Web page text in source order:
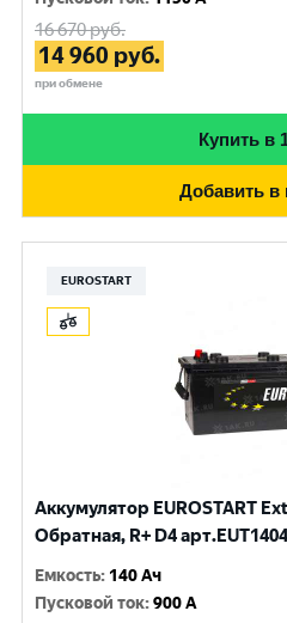
16 670руб.
14 960 руб.
при обмене
Купить в
Добавить в
EUROSTART
Аккумулятор EUROSTART
Обратная, R+ D4 арт.EUT1404
Емкость: 140 Ач
Пусковой ток:900 A